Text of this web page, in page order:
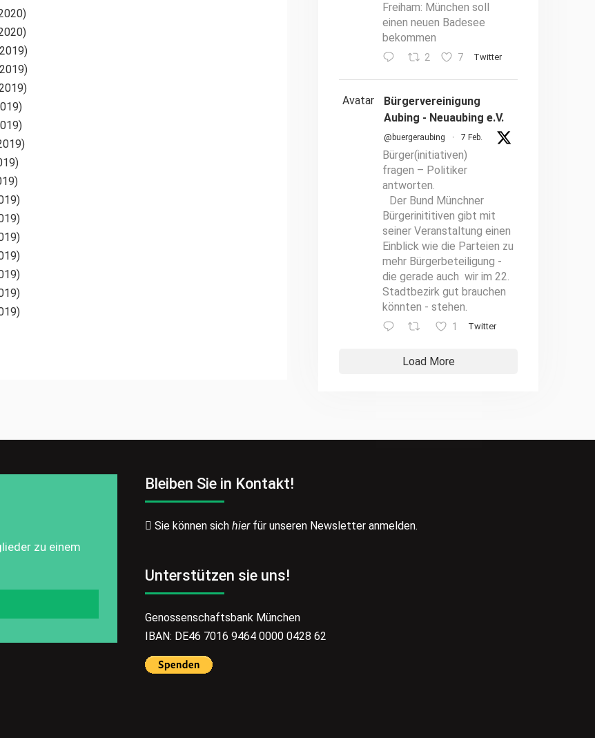
Freiham: München soll
einen neuen Badesee
bekommen
2 7 Twitter
Avatar
Bürgervereinigung
Aubing - Neuaubing e.V.
@buergeraubing · 7 Feb.
Bürger(initiativen)
fragen – Politiker
antworten.
Der Bund Münchner
Bürgerinititiven gibt mit
seiner Veranstaltung einen
Einblick wie die Parteien zu
mehr Bürgerbeteiligung -
die gerade auch wir im 22.
Stadtbezirk gut brauchen
könnten - stehen.
1 Twitter
Load More
zu einem
Bleiben Sie in Kontakt!
Sie können sich hier für unseren Newsletter anmelden.
Unterstützen sie uns!
Genossenschaftsbank München
IBAN: DE46 7016 9464 0000 0428 62